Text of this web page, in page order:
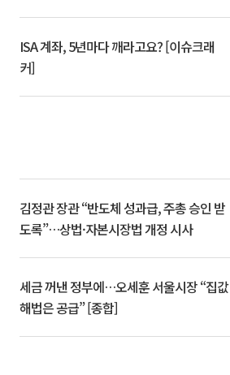
ISA 계좌, 5년마다 깨라고요? [이슈크래
커]
김정관 장관 “반도체 성과급, 주총 승인 받
도록”…상법·자본시장법 개정 시사
세금 꺼낸 정부에…오세훈 서울시장 “집값
해법은 공급” [종합]